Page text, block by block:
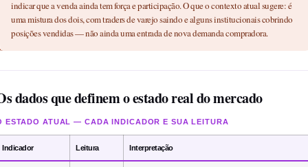
indicar que a venda ainda tem força e participação. O que o contexto atual sugere: é
uma mistura dos dois, com traders de varejo saindo e alguns institucionais cobrindo
posições vendidas — não ainda uma entrada de nova demanda compradora.
dados que definem o estado real do mercado
ESTADO ATUAL — CADA INDICADOR E SUA LEITURA
Indicador Leitura Interpretação